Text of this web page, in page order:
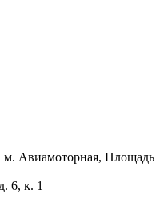
м. Авиамоторная, Площадь
6, к. 1